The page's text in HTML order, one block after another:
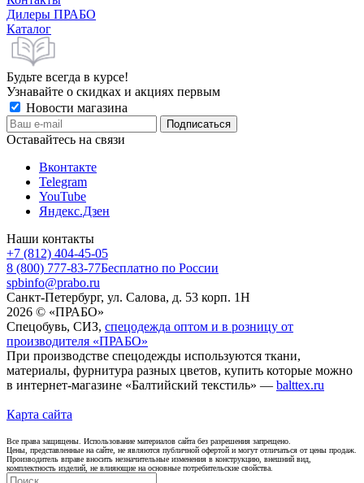
Дилеры ПРАБО
Каталог
Будьте всегда в курсе!
Узнавайте о скидках и акциях первым
Новости магазина
Оставайтесь на связи
Вконтакте
Telegram
YouTube
Яндекс.Дзен
Наши контакты
+7 (812) 404-45-05
8 (800) 777-83-77Бесплатно по России
spbinfo@prabo.ru
Санкт-Петербург, ул. Салова, д. 53 корп. 1Н
2026 © «ПРАБО»
Спецобувь, СИЗ, спецодежда оптом и в розницу от
производителя «ПРАБО»
При производстве спецодежды используются ткани,
материалы, фурнитура разных цветов, купить которые можно
в интернет-магазине «Балтийский текстиль» — balttex.ru
Карта сайта
Все права защищены. Использование материалов сайта без разрешения запрещено.
Цены, представленные на сайте, не являются публичной офертой и могут отличаться от цены продаж.
Производитель вправе вносить незначительные изменения в конструкцию, внешний вид,
комплектность изделий, не влияющие на основные потребительские свойства.